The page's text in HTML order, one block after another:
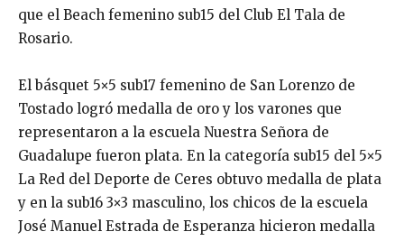
que el Beach femenino sub15 del Club El Tala de
Rosario.
El básquet 5×5 sub17 femenino de San Lorenzo de
Tostado logró medalla de oro y los varones que
representaron a la escuela Nuestra Señora de
Guadalupe fueron plata. En la categoría sub15 del 5×5
La Red del Deporte de Ceres obtuvo medalla de plata
y en la sub16 3×3 masculino, los chicos de la escuela
José Manuel Estrada de Esperanza hicieron medalla